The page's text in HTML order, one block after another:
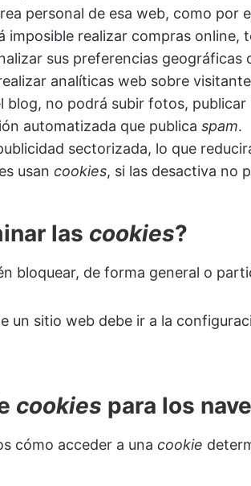
personal de esa web, como por
imposible realizar compras
sus preferencias
analíticas web sobre
blog, no podrá subir fotos,
automatizada que publica spam.
sectorizada, lo que
usan cookies, si las desactiva no
las cookies?
bloquear, de forma general o
un sitio web debe ir a la
cookies para los
cómo acceder a una cookie